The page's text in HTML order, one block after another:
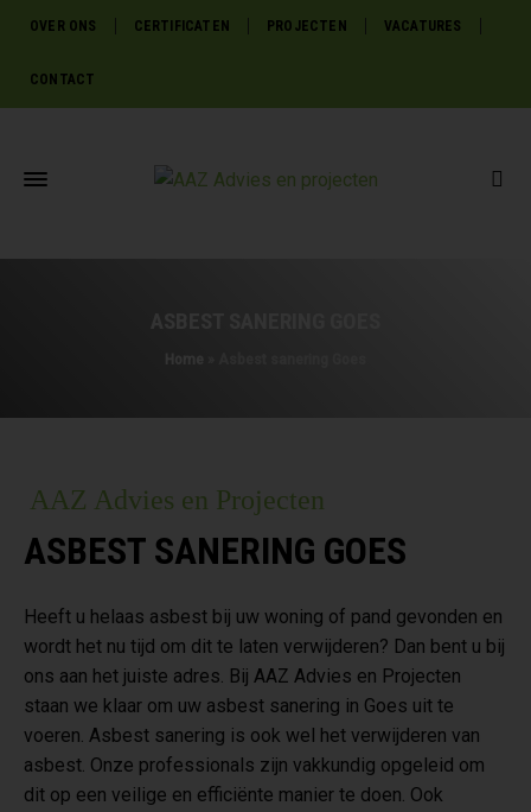
OVER ONS CERTIFICATEN PROJECTEN VACATURES
CONTACT
AAZ Advies en Projecten
ASBEST SANERING GOES
Heeft u helaas asbest bij uw woning of pand gevonden en
wordt het nu tijd om dit te laten verwijderen? Dan bent u bij
ons aan het juiste adres. Bij AAZ Advies en Projecten
staan we klaar om uw asbest sanering in Goes uit te
voeren. Asbest sanering is ook wel het verwijderen van
asbest. Onze professionals zijn vakkundig opgeleid om
dit op een veilige en efficiënte manier te doen. Ook